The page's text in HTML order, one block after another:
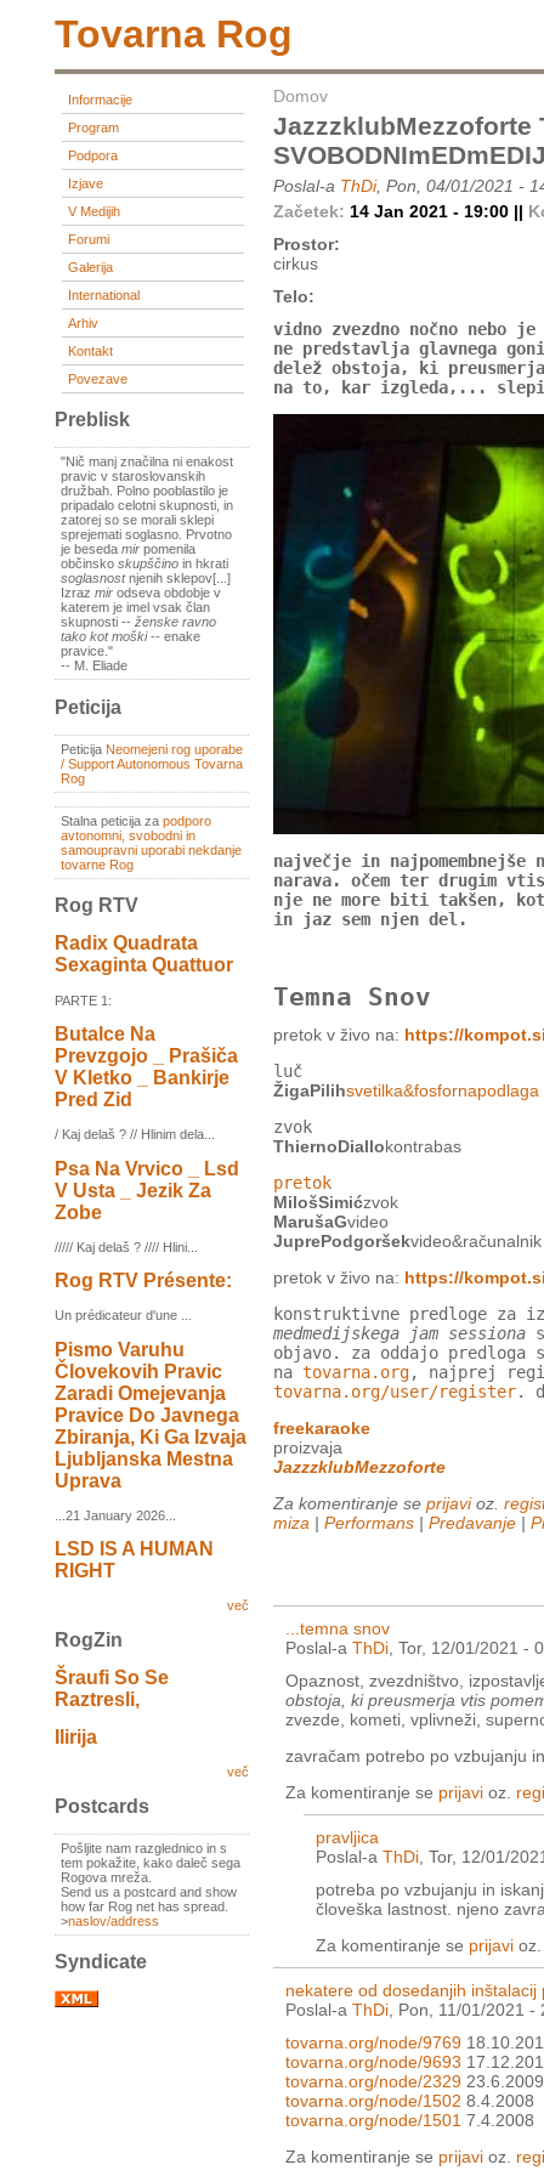
Tovarna Rog
Informacije
Program
Podpora
Izjave
V Medijih
Forumi
Galerija
International
Arhiv
Kontakt
Povezave
Preblisk
"Nič manj značilna ni enakost
pravic v staroslovanskih
družbah. Polno pooblastilo je
pripadalo celotni skupnosti, in
zatorej so se morali sklepi
sprejemati soglasno. Prvotno
je beseda mir pomenila
občinsko skupščino in hkrati
soglasnostnjenih sklepov[...]
Izraz mir odseva obdobje v
katerem je imel vsak član
skupnosti -- ženske ravno
tako kot moški-- enake
pravice."
-- M. Eliade
Peticija
Peticija Neomejeni rog uporabe
/ Support Autonomous Tovarna
Rog
Stalna peticija za podporo
avtonomni, svobodni in
samoupravni uporabi nekdanje
tovarne Rog
Rog RTV
Radix Quadrata
Sexaginta Quattuor
PARTE 1:
Butalce Na
Prevzgojo _ Prašiča
V Kletko _ Bankirje
Pred Zid
/ Kaj delaš ? // Hlinim dela...
Psa Na Vrvico _ Lsd
V Usta _ Jezik Za
Zobe
///// Kaj delaš ? //// Hlini...
Rog RTV Présente:
Un prédicateur d'une ...
Pismo Varuhu
Človekovih Pravic
Zaradi Omejevanja
Pravice Do Javnega
Zbiranja, Ki Ga Izvaja
Ljubljanska Mestna
Uprava
...21 January 2026...
LSD IS A HUMAN
RIGHT
več
RogZin
Šraufi So Se
Raztresli,
Ilirija
več
Postcards
Pošljite nam razglednico in s
tem pokažite, kako daleč sega
Rogova mreža.
Send us a postcard and show
how far Rog net has spread.
>naslov/address
Syndicate
Domov
JazzzklubMezzoforte
Poslal-a ThDi, Pon, 04/01/2021 -
Začetek: 14 Jan 2021 - 19:00 ||
Prostor:
cirkus
Telo:
vidno zvezdno nočno nebo
ne predstavlja glavnega
delež obstoja, ki
na to, kar izgleda,...
največje in najpomembnejše
narava. očem ter drugim
nje ne more biti takšen,
in jaz sem njen del.
Temna Snov
pretok v živo na: https://
luč
ŽigaPilihsvetilka&fosfornapodlaga
zvok
ThiernoDiallokontrabas
pretok
MilošSimićzvok
MarušaGvideo
JuprePodgoršekvideo&računalnik
pretok v živo na: https://
konstruktivne predloge za
medmedijskega jam sessiona
objavo. za oddajo
na tovarna.org, najprej
tovarna.org/user/register.
freekaraoke
proizvaja
JazzzklubMezzoforte
Za komentiranje se prijavioz.
miza | Performans | Predavanje |
...temna snov
Poslal-a ThDi , Tor, 12/01/2021 -
Opaznost, zvezdništvo,
obstoja, ki preusmerja vtis
zvezde, kometi, vplivneži,
zavračam potrebo po vzbujanju
Za komentiranje se prijavi oz.
pravljica
Poslal-a ThDi , Tor, 12/01/
potreba po vzbujanju in
človeška lastnost. njeno
Za komentiranje se prijavi
nekatere od dosedanjih inštalacij
Poslal-a ThDi , Pon, 11/01/2021 -
tovarna.org/node/9769
tovarna.org/node/9693
tovarna.org/node/2329 23.6.2009
tovarna.org/node/1502 8.4.2008
tovarna.org/node/1501 7.4.2008
Za komentiranje se prijavi oz.